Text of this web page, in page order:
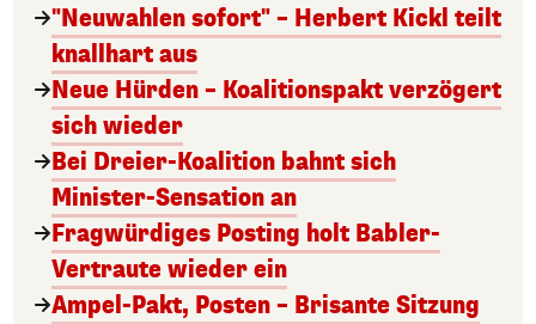
"Neuwahlen sofort" – Herbert Kickl teilt
knallhart aus
Neue Hürden – Koalitionspakt verzögert
sich wieder
Bei Dreier-Koalition bahnt sich
Minister-Sensation an
Fragwürdiges Posting holt Babler-
Vertraute wieder ein
Ampel-Pakt, Posten – Brisante Sitzung